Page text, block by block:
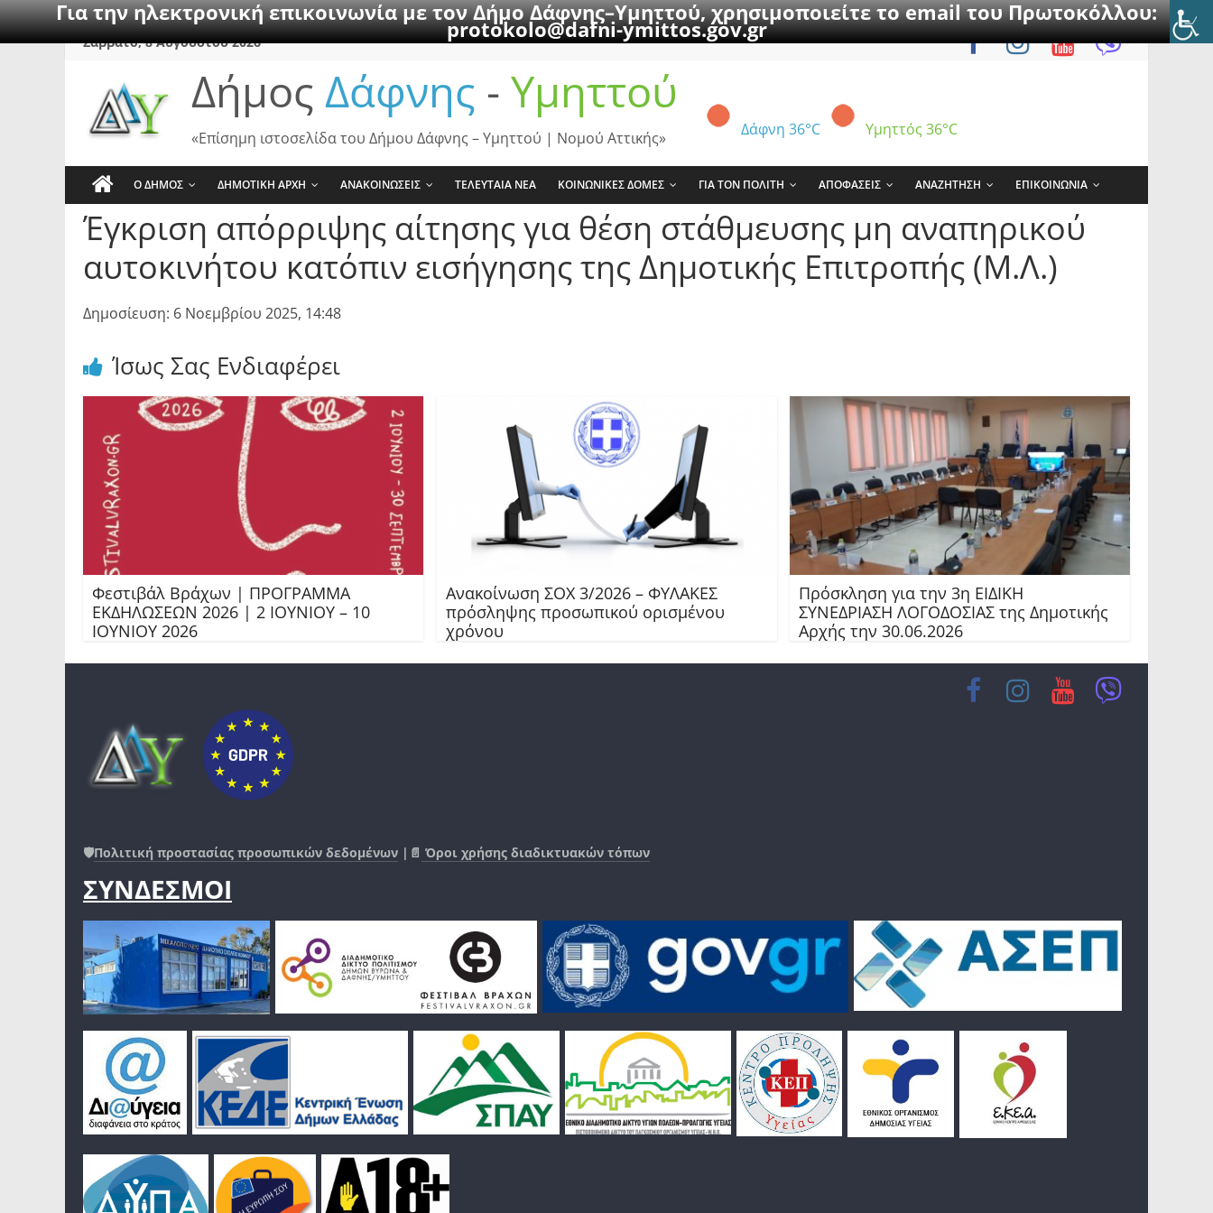
Για την ηλεκτρονική επικοινωνία με τον Δήμο Δάφνης–Υμηττού, χρησιμοποιείτε το email του Πρωτοκόλλου:
protokolo@dafni-ymittos.gov.gr
SkipΣάββατο, 8 Αυγούστου 2026
Δήμος Δάφνης - Υμηττού
Δάφνη 36°C Υμηττός 36°C
«Επίσημη ιστοσελίδα του Δήμου Δάφνης – Υμηττού | Νομού Αττικής»
Ο ΔΗΜΟΣ ΔΗΜΟΤΙΚΗ ΑΡΧΗ ΑΝΑΚΟΙΝΩΣΕΙΣ ΤΕΛΕΥΤΑΙΑ ΝΕΑ ΚΟΙΝΩΝΙΚΕΣ ΔΟΜΕΣ ΓΙΑ ΤΟΝ ΠΟΛΙΤΗ ΑΠΟΦΑΣΕΙΣ ΑΝΑΖΗΤΗΣΗ ΕΠΙΚΟΙΝΩΝΙΑ
Έγκριση απόρριψης αίτησης για θέση στάθμευσης μη αναπηρικού
αυτοκινήτου κατόπιν εισήγησης της Δημοτικής Επιτροπής (Μ.Λ.)
Δημοσίευση: 6 Νοεμβρίου 2025, 14:48
Ίσως Σας Ενδιαφέρει
Φεστιβάλ Βράχων | ΠΡΟΓΡΑΜΜΑ
ΕΚΔΗΛΩΣΕΩΝ 2026 | 2 ΙΟΥΝΙΟΥ – 10
ΙΟΥΝΙΟΥ 2026
Ανακοίνωση ΣΟΧ 3/2026 – ΦΥΛΑΚΕΣ
πρόσληψης προσωπικού ορισμένου
χρόνου
Πρόσκληση για την 3η ΕΙΔΙΚΗ
ΣΥΝΕΔΡΙΑΣΗ ΛΟΓΟΔΟΣΙΑΣ της Δημοτικής
Αρχής την 30.06.2026
🛡️Πολιτική προστασίας προσωπικών δεδομένων |📄 Όροι χρήσης διαδικτυακών τόπων
ΣΥΝΔΕΣΜΟΙ